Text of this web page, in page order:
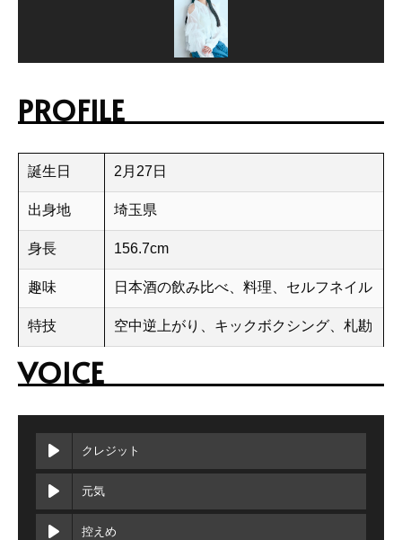
PROFILE
誕生日 2月27日
出身地 埼玉県
身長 156.7cm
趣味 日本酒の飲み比べ、料理、セルフネイル
特技 空中逆上がり、キックボクシング、札勘
VOICE
クレジット
元気
控えめ